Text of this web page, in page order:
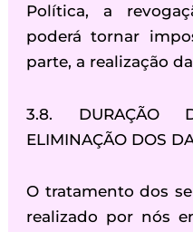
Política, a
poderá tornar
parte, a realização
3.8. DURAÇÃO
ELIMINAÇÃO DOS
O tratamento dos
realizado por nós